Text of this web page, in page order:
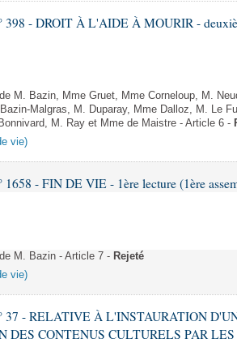
des lois
des lois
sociale
et orales
débats
publics
d'accès
droit
398 - DROIT À L'AIDE À MOURIR -
M. Bazin, Mme Gruet, Mme Corneloup, M.
Malgras, M. Duparay, Mme Dalloz, M. Le
M. Ray et Mme de Maistre - Article 6 -
vie)
1658 - FIN DE VIE - 1ère lecture (1ère
M. Bazin - Article 7 - Rejeté
vie)
37 - RELATIVE À L'INSTAURATION
DES CONTENUS CULTURELS PAR LES